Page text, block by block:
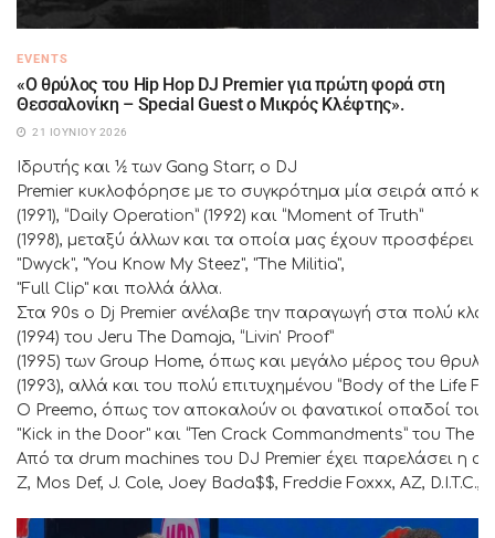
EVENTS
«Ο θρύλος του Hip Hop DJ Premier για πρώτη φορά στη
Θεσσαλονίκη – Special Guest ο Μικρός Κλέφτης».
21 ΙΟΥΝΊΟΥ 2026
Ιδρυτής και ½ των Gang Starr, o DJ
Premier κυκλοφόρησε με το συγκρότημα μία σειρά από
(1991), “Daily Operation” (1992) και “Moment of Truth”
(1998), μεταξύ άλλων και τα οποία μας έχουν
"Dwyck", "You Know My Steez", "The Militia",
"Full Clip" και πολλά άλλα.
Στα 90s o Dj Premier ανέλαβε την παραγωγή στα πολύ
(1994) του Jeru The Damaja, “Livin' Proof”
(1995) των Group Home, όπως και μεγάλο μέρος του
(1993), αλλά και του πολύ επιτυχημένου “Body of the Life
O Preemo, όπως τον αποκαλούν οι φανατικοί οπαδοί
"Kick in the Door" και “Ten Crack Commandments” του The
Από τα drum machines του DJ Premier έχει παρελάσει η
Z, Mos Def, J. Cole, Joey Bada$$, Freddie Foxxx, AZ,